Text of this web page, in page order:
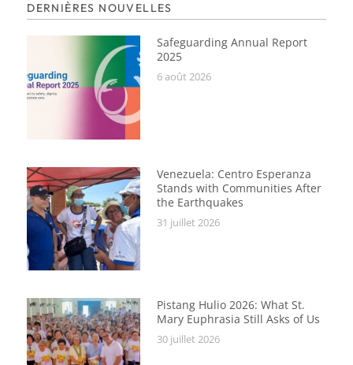
DERNIÈRES NOUVELLES
Safeguarding Annual Report
2025
6 août 2026
Venezuela: Centro Esperanza
Stands with Communities After
the Earthquakes
31 juillet 2026
Pistang Hulio 2026: What St.
Mary Euphrasia Still Asks of Us
30 juillet 2026